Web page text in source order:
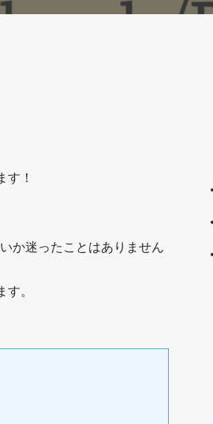
す！
か迷ったことはありません
。